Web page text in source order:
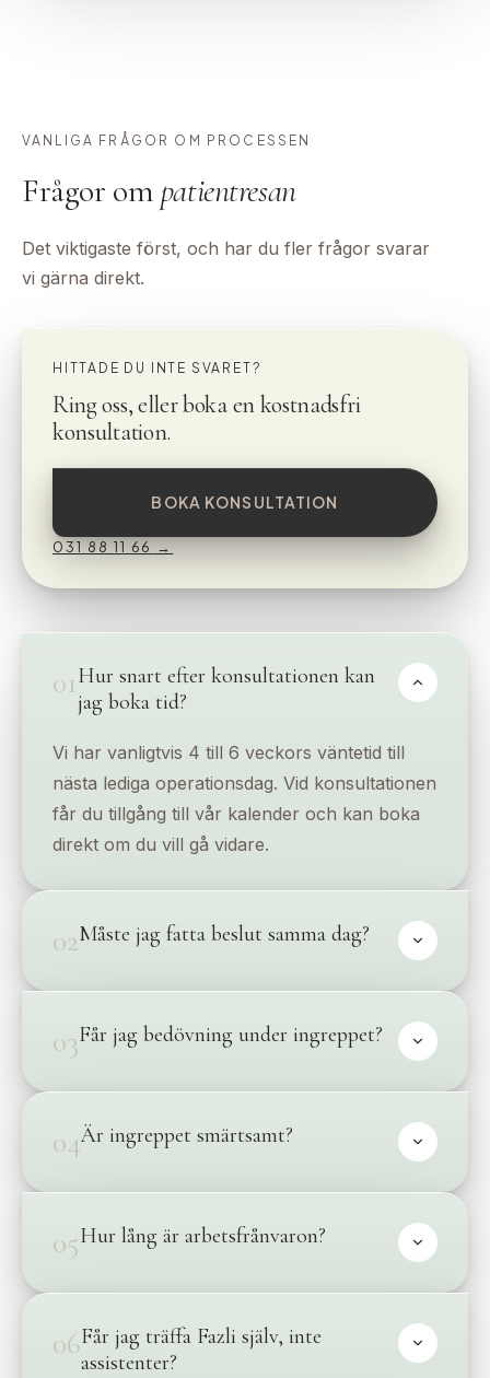
VANLIGA FRÅGOR OM PROCESSEN
Frågor om patientresan
Det viktigaste först, och har du fler frågor svarar
vi gärna direkt.
HITTADE DU INTE SVARET?
Ring oss, eller boka en kostnadsfri
konsultation.
BOKA KONSULTATION
031 88 11 66 →
01Hur snart efter konsultationen kan
jag boka tid?
Vi har vanligtvis 4 till 6 veckors väntetid till
nästa lediga operationsdag. Vid konsultationen
får du tillgång till vår kalender och kan boka
direkt om du vill gå vidare.
02Måste jag fatta beslut samma dag?
03Får jag bedövning under ingreppet?
04Är ingreppet smärtsamt?
05Hur lång är arbetsfrånvaron?
06Får jag träffa Fazli själv, inte
assistenter?